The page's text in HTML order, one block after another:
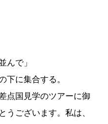
んで」
に集合する。
点国見学のツアーに御
うございます。私は、